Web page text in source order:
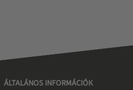
ÁLTALÁNOS INFORMÁCIÓK